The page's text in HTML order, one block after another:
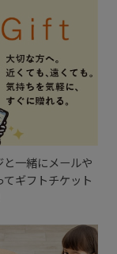
と一緒にメールや
てギフトチケット